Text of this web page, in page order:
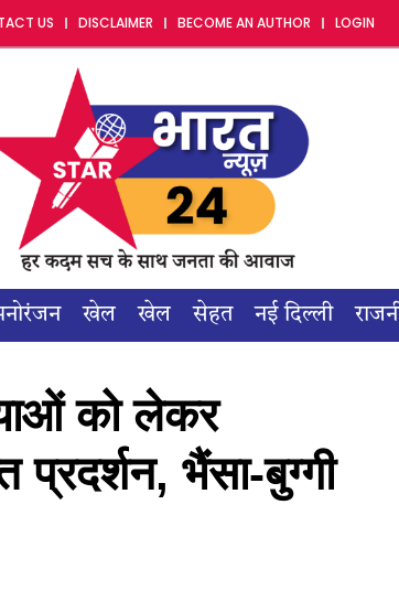
US DISCLAIMER BECOME AN AUTHOR LOGIN
खेल खेल सेहत नई दिल्ली
को लेकर
प्रदर्शन, भैंसा-बुग्गी